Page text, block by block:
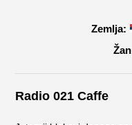
Radio 021 Caffe